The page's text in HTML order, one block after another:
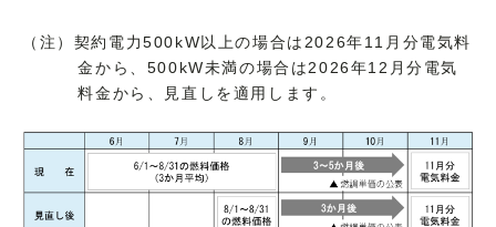
（注）契約電力500kW以上の場合は2026年11月分電気料
金から、500kW未満の場合は2026年12月分電気
料金から、見直しを適用します。